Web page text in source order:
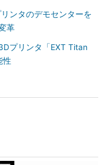
ンタのデモセンターを
革
プリンタ「EXT Titan
性